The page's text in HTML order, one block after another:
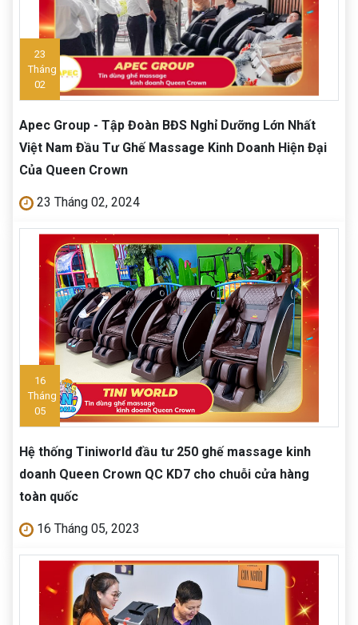
23
Tháng
02
Apec Group - Tập Đoàn BĐS Nghỉ Dưỡng Lớn Nhất
Việt Nam Đầu Tư Ghế Massage Kinh Doanh Hiện Đại
Của Queen Crown
23 Tháng 02, 2024
16
Tháng
05
Hệ thống Tiniworld đầu tư 250 ghế massage kinh
doanh Queen Crown QC KD7 cho chuỗi cửa hàng
toàn quốc
16 Tháng 05, 2023